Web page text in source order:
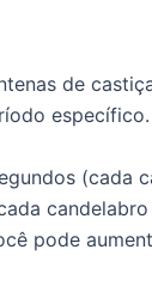
de
específico.
(cada
pode